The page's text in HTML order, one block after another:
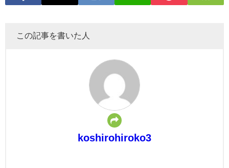
この記事を書いた人
koshirohiroko3